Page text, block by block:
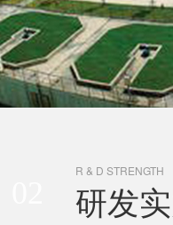
R & D STRENGTH
研发